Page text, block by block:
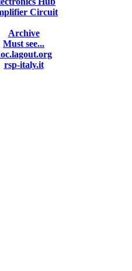
Circuit
Archive
Must see...
rsp-italy.it